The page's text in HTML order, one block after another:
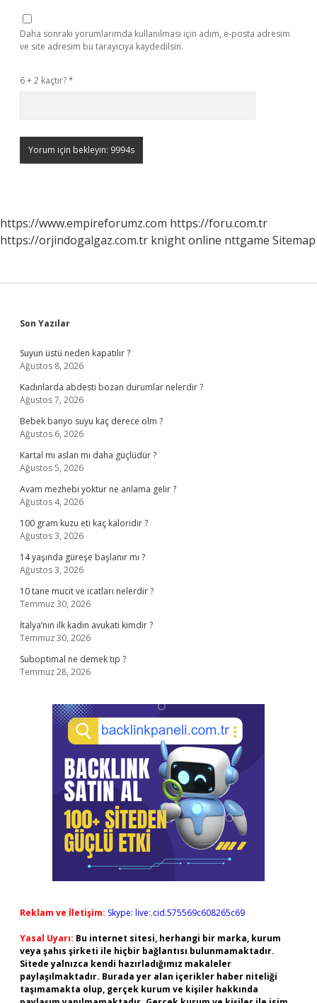
Daha sonraki yorumlarımda kullanılması için adım, e-posta adresim
ve site adresim bu tarayıcıya kaydedilsin.
6 + 2 kaçtır?*
https://www.empireforumz.com https://foru.com.tr
https://orjindogalgaz.com.tr knight online nttgame Sitemap
Sidebar
Son Yazılar
Suyun üstü neden kapatılır ?
Ağustos 8, 2026
Kadınlarda abdesti bozan durumlar nelerdir ?
Ağustos 7, 2026
Bebek banyo suyu kaç derece olm ?
Ağustos 6, 2026
Kartal mı aslan mı daha güçlüdür ?
Ağustos 5, 2026
Avam mezhebi yoktur ne anlama gelir ?
Ağustos 4, 2026
100 gram kuzu eti kaç kaloridir ?
Ağustos 3, 2026
14 yaşında güreşe başlanır mı ?
Ağustos 3, 2026
10 tane mucit ve icatları nelerdir ?
Temmuz 30, 2026
İtalya’nın ilk kadın avukatı kimdir ?
Temmuz 30, 2026
Suboptimal ne demek tıp ?
Temmuz 28, 2026
Reklam ve İletişim: Skype: live:.cid.575569c608265c69
Yasal Uyarı: Bu internet sitesi, herhangi bir marka, kurum
veya şahıs şirketi ile hiçbir bağlantısı bulunmamaktadır.
Sitede yalnızca kendi hazırladığımız makaleler
paylaşılmaktadır. Burada yer alan içerikler haber niteliği
taşımamakta olup, gerçek kurum ve kişiler hakkında